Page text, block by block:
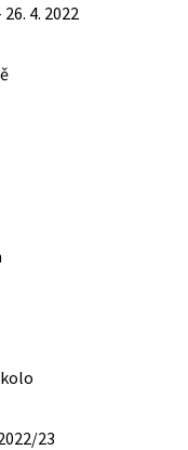
4. 2022
23